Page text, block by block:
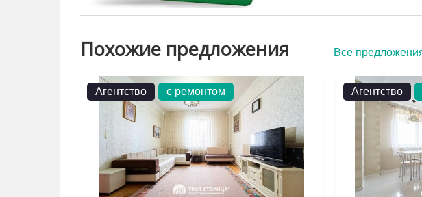
Похожие предложения Все
Агентство с ремонтом Агентство